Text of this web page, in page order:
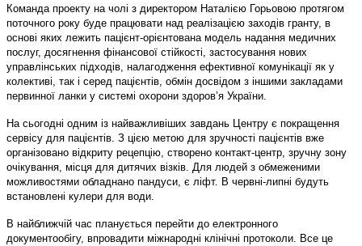
Команда проекту на чолі з директором Наталією Горьовою протягом
поточного року буде працювати над реалізацією заходів гранту, в
основі яких лежить пацієнт-орієнтована модель надання медичних
послуг, досягнення фінансової стійкості, застосування нових
управлінських підходів, налагодження ефективної комунікації як у
колективі, так і серед пацієнтів, обмін досвідом з іншими закладами
первинної ланки у системі охорони здоров’я України.
На сьогодні одним із найважливіших завдань Центру є покращення
сервісу для пацієнтів. З цією метою для зручності пацієнтів вже
організовано відкриту рецепцію, створено контакт-центр, зручну зону
очікування, місця для дитячих візків. Для людей з обмеженими
можливостями обладнано пандуси, є ліфт. В червні-липні будуть
встановлені кулери для води.
В найближчій час планується перейти до електронного
документообігу, впровадити міжнародні клінічні протоколи. Все це